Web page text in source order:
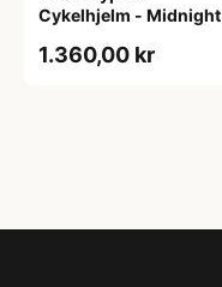
Cykelhjelm - Midnight
1.360,00 kr